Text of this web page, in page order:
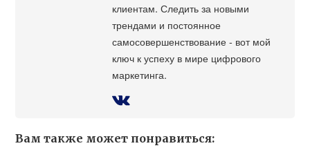
клиентам. Следить за новыми
трендами и постоянное
самосовершенствование - вот мой
ключ к успеху в мире цифрового
маркетинга.
Вам также может понравиться: